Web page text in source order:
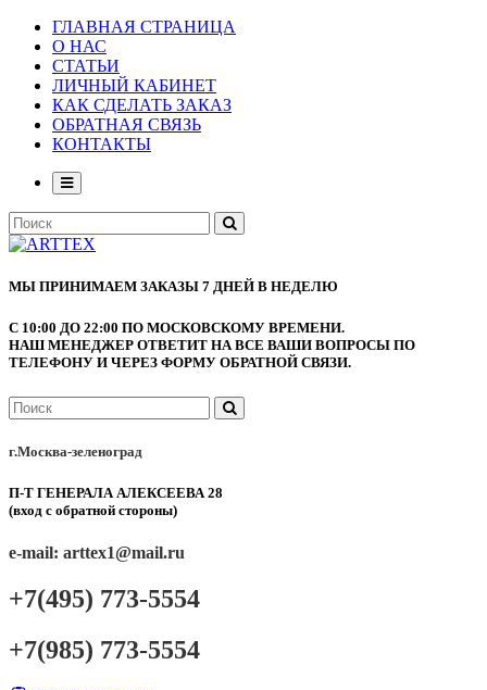
ГЛАВНАЯ СТРАНИЦА
О НАС
СТАТЬИ
ЛИЧНЫЙ КАБИНЕТ
КАК СДЕЛАТЬ ЗАКАЗ
ОБРАТНАЯ СВЯЗЬ
КОНТАКТЫ
МЫ ПРИНИМАЕМ ЗАКАЗЫ 7 ДНЕЙ В НЕДЕЛЮ
С 10:00 ДО 22:00 ПО МОСКОВСКОМУ ВРЕМЕНИ.
НАШ МЕНЕДЖЕР ОТВЕТИТ НА ВСЕ ВАШИ ВОПРОСЫ ПО
ТЕЛЕФОНУ И ЧЕРЕЗ ФОРМУ ОБРАТНОЙ СВЯЗИ.
г.Москва-зеленоград
П-Т ГЕНЕРАЛА АЛЕКСЕЕВА 28
(вход с обратной стороны)
e-mail: arttex1@mail.ru
+7(495) 773-5554
+7(985) 773-5554